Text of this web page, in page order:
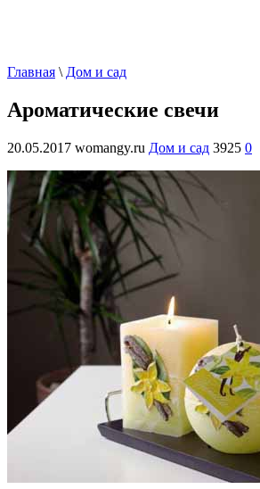
Главная \ Дом и сад
Ароматические свечи
20.05.2017 womangy.ru Дом и сад 3925 0